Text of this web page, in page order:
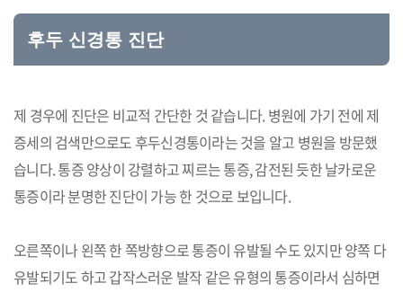
후두 신경통 진단
제 경우에 진단은 비교적 간단한 것 같습니다. 병원에 가기 전에 제
증세의 검색만으로도 후두신경통이라는 것을 알고 병원을 방문했
습니다. 통증 양상이 강렬하고 찌르는 통증, 감전된 듯한 날카로운
통증이라 분명한 진단이 가능 한 것으로 보입니다.
오른쪽이나 왼쪽 한 쪽방향으로 통증이 유발될 수도 있지만 양쪽 다
유발되기도 하고 갑작스러운 발작 같은 유형의 통증이라서 심하면